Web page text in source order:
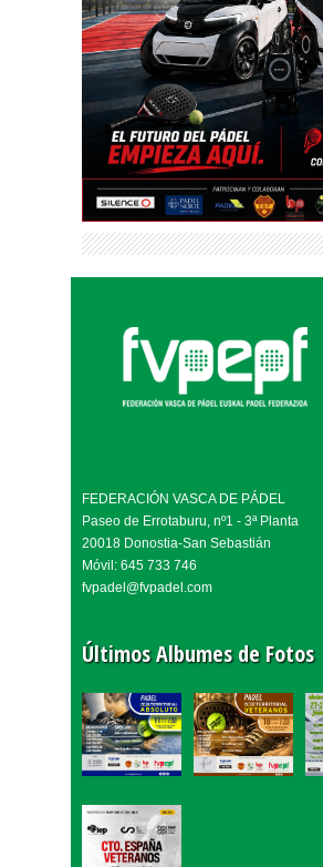
FEDERACIÓN VASCA DE PÁDEL
Paseo de Errotaburu, nº1 - 3ª Planta
20018 Donostia-San Sebastián
Móvil: 645 733 746
fvpadel@fvpadel.com
Últimos Albumes de Fotos